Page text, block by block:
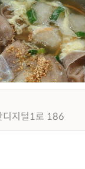
디지털1로 186